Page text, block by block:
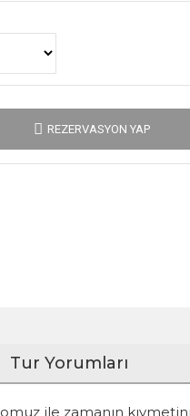
REZERVASYON YAP
Tur Yorumları
ile zamanın